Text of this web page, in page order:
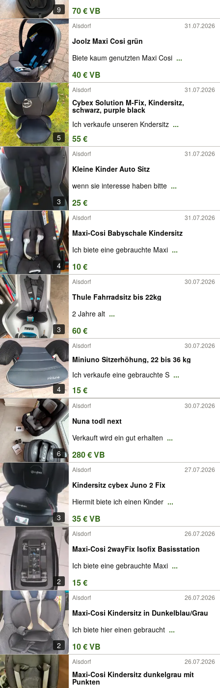
9 70 € VB
Alsdorf 31.07.2026
Joolz Maxi Cosi grün
Biete kaum genutzten Maxi Cosi ...
40 € VB
5
Alsdorf 31.07.2026
Cybex Solution M-Fix, Kindersitz,
schwarz, purple black
Ich verkaufe unseren Kndersitz ...
55 €
3
Alsdorf 31.07.2026
Kleine Kinder Auto Sitz
wenn sie interesse haben bitte ...
25 €
4
Alsdorf 31.07.2026
Maxi-Cosi Babyschale Kindersitz
Ich biete eine gebrauchte Maxi ...
10 €
3
Alsdorf 30.07.2026
Thule Fahrradsitz bis 22kg
2 Jahre alt ...
60 €
4
Alsdorf 30.07.2026
Miniuno Sitzerhöhung, 22 bis 36 kg
Ich verkaufe eine gebrauchte S ...
15 €
6
Alsdorf 30.07.2026
Nuna todl next
Verkauft wird ein gut erhalten ...
280 € VB
3
Alsdorf 27.07.2026
Kindersitz cybex Juno 2 Fix
Hiermit biete ich einen Kinder ...
35 € VB
2
Alsdorf 26.07.2026
Maxi-Cosi 2wayFix Isofix Basisstation
Ich biete eine gebrauchte Maxi ...
15 €
2
Alsdorf 26.07.2026
Maxi-Cosi Kindersitz in Dunkelblau/Grau
Ich biete hier einen gebraucht ...
10 € VB
Alsdorf 26.07.2026
Maxi-Cosi Kindersitz dunkelgrau mit
Punkten